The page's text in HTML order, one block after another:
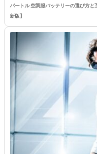
バートル 空調服バッテリーの選び方
新版】